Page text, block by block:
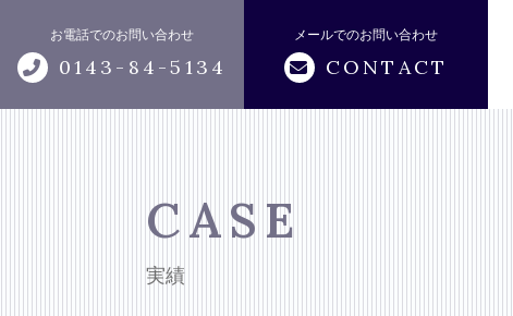
お電話でのお問い合わせ
0143-84-5134
メールでのお問い合わせ
CONTACT
トップページ
サービス紹介
CASE
実績